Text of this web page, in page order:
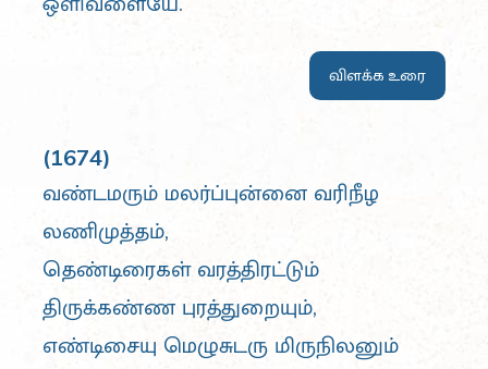
விளக்க உரை
(1674)
வண்டமரும் மலர்ப்புன்னை வரிநீழ
லணிமுத்தம்,
தெண்டிரைகள் வரத்திரட்டும்
திருக்கண்ண புரத்துறையும்,
எண்டிசையு மெழுசுடரு மிருநிலனும்